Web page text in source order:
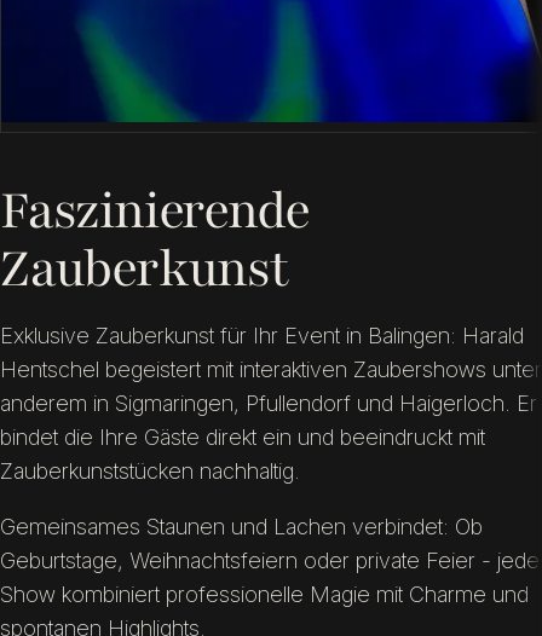
Faszinierende
Zauberkunst
Exklusive Zauberkunst für Ihr Event in Balingen: Harald
Hentschel begeistert mit interaktiven Zaubershows unter
anderem in Sigmaringen, Pfullendorf und Haigerloch. Er
bindet die Ihre Gäste direkt ein und beeindruckt mit
Zauberkunststücken nachhaltig.
Gemeinsames Staunen und Lachen verbindet: Ob
Geburtstage, Weihnachtsfeiern oder private Feier - jede
Show kombiniert professionelle Magie mit Charme und
spontanen Highlights.